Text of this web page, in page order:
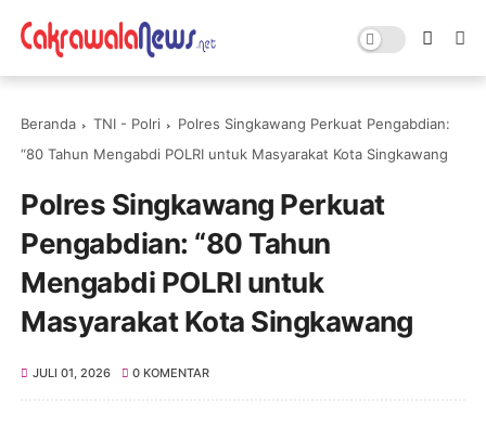
Beranda TNI - Polri
Polres Singkawang Perkuat Pengabdian:
“80 Tahun Mengabdi POLRI untuk Masyarakat Kota Singkawang
Polres Singkawang Perkuat
Pengabdian: “80 Tahun
Mengabdi POLRI untuk
Masyarakat Kota Singkawang
JULI 01, 2026 0 KOMENTAR